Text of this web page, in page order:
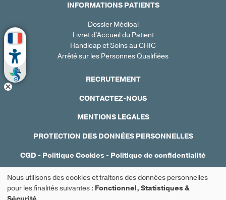
INFORMATIONS PATIENTS
Dossier Médical
Livret d'Accueil du Patient
Handicap et Soins au CHIC
Arrêté sur les Personnes Qualifiées
RECRUTEMENT
CONTACTEZ-NOUS
MENTIONS LEGALES
PROTECTION DES DONNÉES PERSONNELLES
CGD - Politique Cookies - Politique de confidentialité
Réalisation : Ascomedia
Utilisation
Nous utilisons des cookies et traitons des données personnelles
pour les finalités suivantes : Fonctionnel, Statistiques &